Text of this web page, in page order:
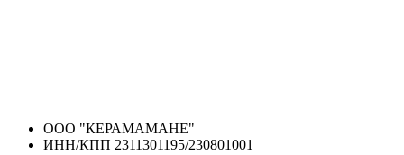
ООО "КЕРАМАМАНЕ"
ИНН/КПП 2311301195/230801001